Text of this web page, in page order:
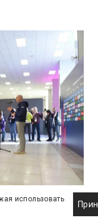
использовать